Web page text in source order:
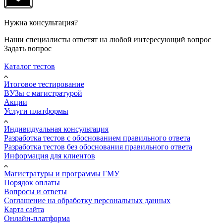
Нужна консультация?
Наши специалисты ответят на любой интересующий вопрос
Задать вопрос
Каталог тестов
Итоговое тестирование
ВУЗы с магистратурой
Акции
Услуги платформы
Индивидуальная консультация
Разработка тестов с обоснованием правильного ответа
Разработка тестов без обоснования правильного ответа
Информация для клиентов
Магистратуры и программы ГМУ
Порядок оплаты
Вопросы и ответы
Соглашение на обработку персональных данных
Карта сайта
Онлайн-платформа